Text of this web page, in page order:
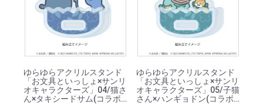
ゆらゆらアクリルスタンド
「お文具といっしょ×サンリ
オキャラクターズ」04/猫さ
ん×タキシードサム(コラボ
ゆらゆらアクリルスタンド
「お文具といっしょ×サンリ
オキャラクターズ」05/子猫
さん×ハンギョドン(コラボ